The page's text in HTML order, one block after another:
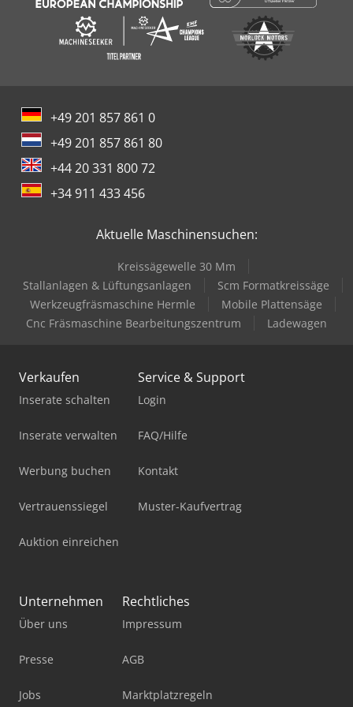
+49 201 857 861 0
+49 201 857 861 80
+44 20 331 800 72
+34 911 433 456
Aktuelle Maschinensuchen:
Kreissägewelle 30 Mm
Stallanlagen & Lüftungsanlagen
Scm Formatkreissäge
Werkzeugfräsmaschine Hermle
Mobile Plattensäge
Cnc Fräsmaschine Bearbeitungszentrum
Ladewagen
Verkaufen
Inserate schalten
Inserate verwalten
Werbung buchen
Vertrauenssiegel
Auktion einreichen
Service & Support
Login
FAQ/Hilfe
Kontakt
Muster-Kaufvertrag
Unternehmen
Über uns
Presse
Jobs
Rechtliches
Impressum
AGB
Marktplatzregeln